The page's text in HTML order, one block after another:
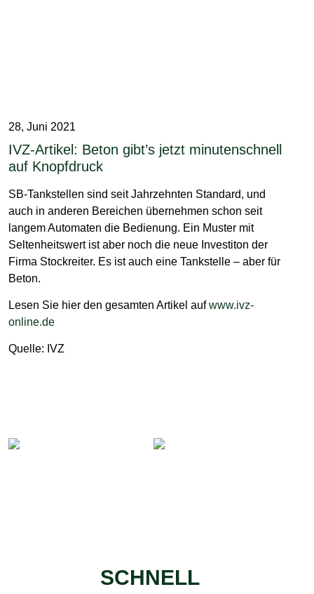
28, Juni 2021
IVZ-Artikel: Beton gibt’s jetzt minutenschnell
auf Knopfdruck
SB-Tankstellen sind seit Jahrzehnten Standard, und
auch in anderen Bereichen übernehmen schon seit
langem Automaten die Bedienung. Ein Muster mit
Seltenheitswert ist aber noch die neue Investiton der
Firma Stockreiter. Es ist auch eine Tankstelle – aber für
Beton.
Lesen Sie hier den gesamten Artikel aufwww.ivz-
online.de
Quelle: IVZ
SCHNELL